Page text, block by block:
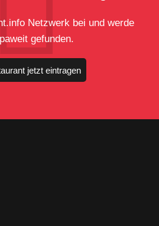
Netzwerk bei und werde
gefunden.
jetzt eintragen